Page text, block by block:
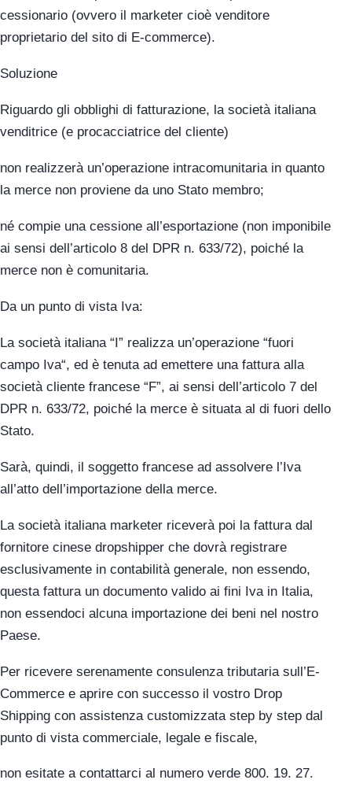
cessionario (ovvero il marketer cioè venditore
proprietario del sito di E-commerce).
Soluzione
Riguardo gli obblighi di fatturazione, la società italiana
venditrice (e procacciatrice del cliente)
non realizzerà un’operazione intracomunitaria in quanto
la merce non proviene da uno Stato membro;
né compie una cessione all’esportazione (non imponibile
ai sensi dell’articolo 8 del DPR n. 633/72), poiché la
merce non è comunitaria.
Da un punto di vista Iva:
La società italiana “I” realizza un’operazione “fuori
campo Iva“, ed è tenuta ad emettere una fattura alla
società cliente francese “F”, ai sensi dell’articolo 7 del
DPR n. 633/72, poiché la merce è situata al di fuori dello
Stato.
Sarà, quindi, il soggetto francese ad assolvere l’Iva
all’atto dell’importazione della merce.
La società italiana marketer riceverà poi la fattura dal
fornitore cinese dropshipper che dovrà registrare
esclusivamente in contabilità generale, non essendo,
questa fattura un documento valido ai fini Iva in Italia,
non essendoci alcuna importazione dei beni nel nostro
Paese.
Per ricevere serenamente consulenza tributaria sull’E-
Commerce e aprire con successo il vostro Drop
Shipping con assistenza customizzata step by step dal
punto di vista commerciale, legale e fiscale,
non esitate a contattarci al numero verde 800. 19. 27.